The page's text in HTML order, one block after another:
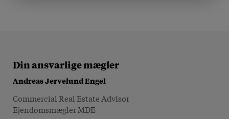
Din ansvarlige mægler
Andreas Jervelund Engel
Commercial Real Estate Advisor
Ejendomsmægler MDE